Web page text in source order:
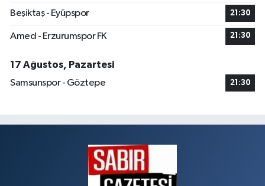
Beşiktaş - Eyüpspor 21:30
Amed - Erzurumspor FK 21:30
17 Ağustos, Pazartesi
Samsunspor - Göztepe
21:30